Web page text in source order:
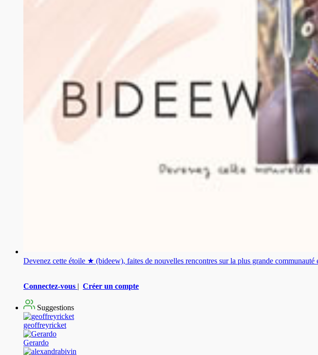
Devenez cette étoile ★ (bideew), faites de nouvelles rencontres sur la plus grande
Connectez-vous | Créer un compte
Suggestions
geoffreyricket
Gerardo